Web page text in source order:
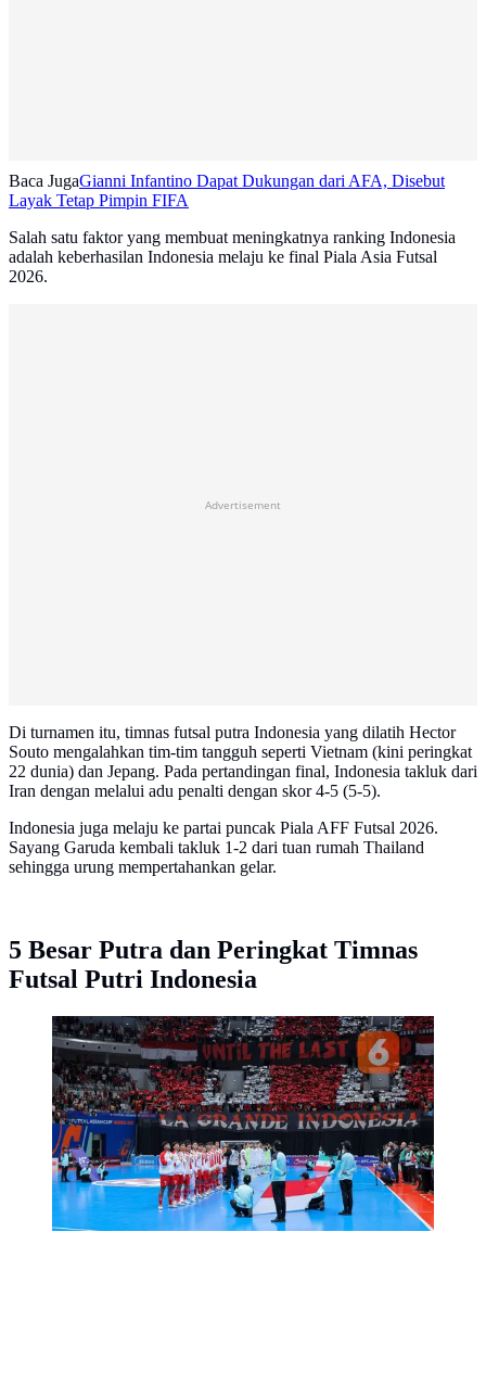
Baca JugaGianni Infantino Dapat Dukungan dari AFA, Disebut
Layak Tetap Pimpin FIFA
Salah satu faktor yang membuat meningkatnya ranking Indonesia
adalah keberhasilan Indonesia melaju ke final Piala Asia Futsal
2026.
Advertisement
Di turnamen itu, timnas futsal putra Indonesia yang dilatih Hector
Souto mengalahkan tim-tim tangguh seperti Vietnam (kini peringkat
22 dunia) dan Jepang. Pada pertandingan final, Indonesia takluk dari
Iran dengan melalui adu penalti dengan skor 4-5 (5-5).
Indonesia juga melaju ke partai puncak Piala AFF Futsal 2026.
Sayang Garuda kembali takluk 1-2 dari tuan rumah Thailand
sehingga urung mempertahankan gelar.
5 Besar Putra dan Peringkat Timnas
Futsal Putri Indonesia
Para pemain Timnas Futsal Indonesia menyanyikan
lagu kebangsaan Indonesia dengan latar belakang
koreografi dari Suporter La Grande Indonesia dalam
laga final Piala Asia Futsal 2026 melawan Iran dalam
laga yang berlangsung di Indonesia Arena, Senayan,
Jakarta, Sabtu (07/02/2026). (Bola.com/Bagaskara
Lazuardi)